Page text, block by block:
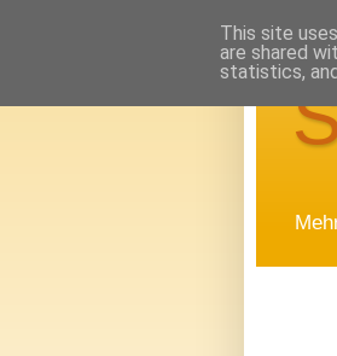
This site
are shared
statistics,